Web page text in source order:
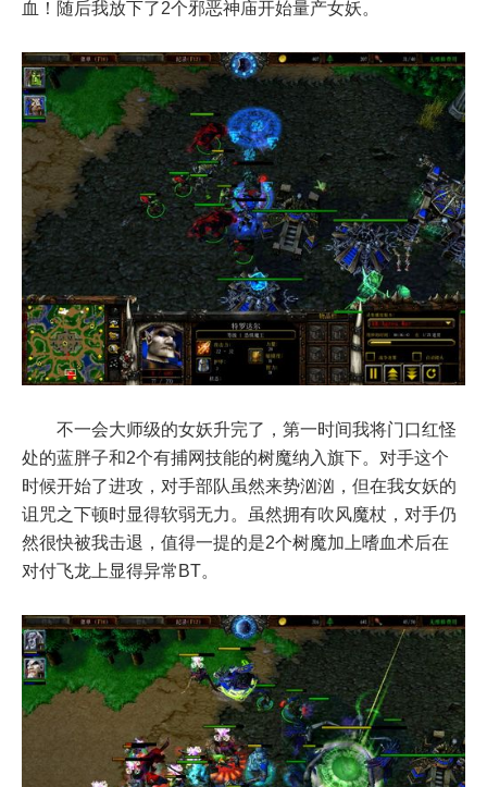
血！随后我放下了2个邪恶神庙开始量产女妖。
不一会大师级的女妖升完了，第一时间我将门口红怪
处的蓝胖子和2个有捕网技能的树魔纳入旗下。对手这个
时候开始了进攻，对手部队虽然来势汹汹，但在我女妖的
诅咒之下顿时显得软弱无力。虽然拥有吹风魔杖，对手仍
然很快被我击退，值得一提的是2个树魔加上嗜血术后在
对付飞龙上显得异常BT。